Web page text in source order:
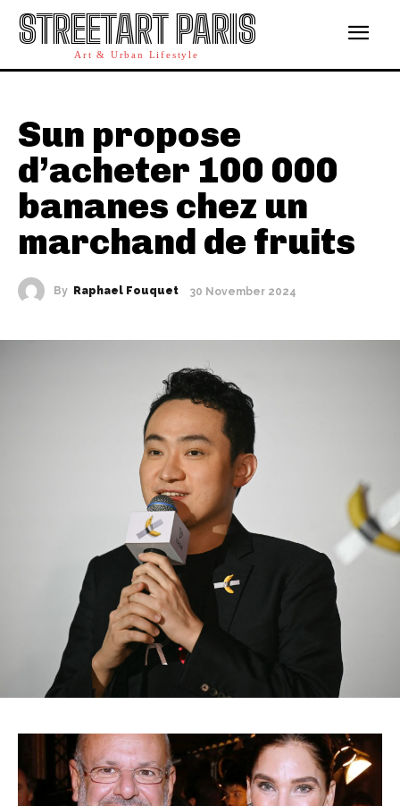
STREETART PARIS
Art & Urban Lifestyle
Sun propose
d’acheter 100 000
bananes chez un
marchand de fruits
By Raphael Fouquet 30 November 2024